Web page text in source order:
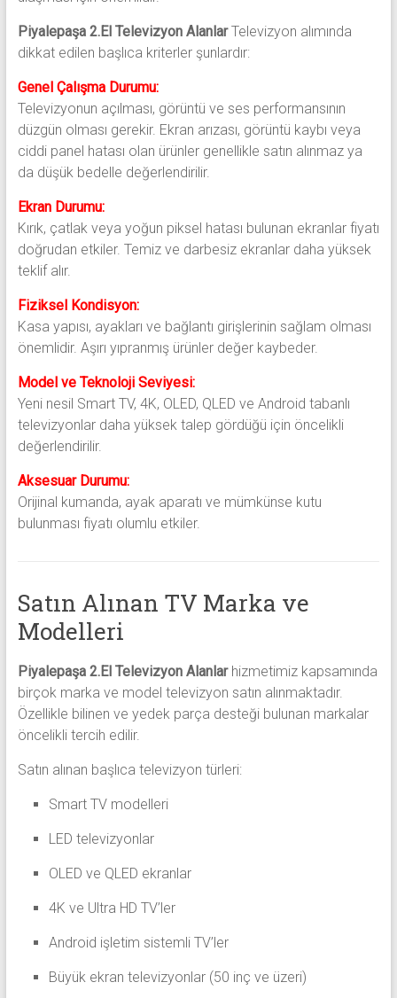
Piyalepaşa 2.El Televizyon AlanlarTelevizyon alımında
dikkat edilen başlıca kriterler şunlardır:
Genel Çalışma Durumu:
Televizyonun açılması, görüntü ve ses performansının
düzgün olması gerekir. Ekran arızası, görüntü kaybı veya
ciddi panel hatası olan ürünler genellikle satın alınmaz ya
da düşük bedelle değerlendirilir.
Ekran Durumu:
Kırık, çatlak veya yoğun piksel hatası bulunan ekranlar fiyatı
doğrudan etkiler. Temiz ve darbesiz ekranlar daha yüksek
teklif alır.
Fiziksel Kondisyon:
Kasa yapısı, ayakları ve bağlantı girişlerinin sağlam olması
önemlidir. Aşırı yıpranmış ürünler değer kaybeder.
Model ve Teknoloji Seviyesi:
Yeni nesil Smart TV, 4K, OLED, QLED ve Android tabanlı
televizyonlar daha yüksek talep gördüğü için öncelikli
değerlendirilir.
Aksesuar Durumu:
Orijinal kumanda, ayak aparatı ve mümkünse kutu
bulunması fiyatı olumlu etkiler.
Satın Alınan TV Marka ve
Modelleri
Piyalepaşa 2.El Televizyon Alanlarhizmetimiz kapsamında
birçok marka ve model televizyon satın alınmaktadır.
Özellikle bilinen ve yedek parça desteği bulunan markalar
öncelikli tercih edilir.
Satın alınan başlıca televizyon türleri:
Smart TV modelleri
LED televizyonlar
OLED ve QLED ekranlar
4K ve Ultra HD TV’ler
Android işletim sistemli TV’ler
Büyük ekran televizyonlar (50 inç ve üzeri)